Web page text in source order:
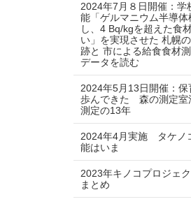
2024年7月８日開催：学
能「ゲルマニウム半導体
し、4 Bq/kgを超えた食
い」を実現させた 札幌
跡と 市による給食食材
データを読む
2024年5月13日開催：保
歩んできた 森の測定
測定の13年
2024年4月実施 タケノ
能はいま
2023年キノコプロジェ
まとめ